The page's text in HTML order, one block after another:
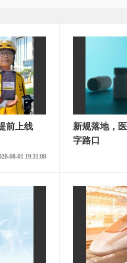
前上线
08-01 19:31:08
新规落地，
字路口